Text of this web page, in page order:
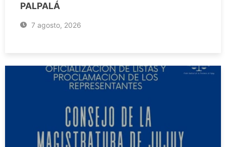
PALPALÁ
7 agosto, 2026